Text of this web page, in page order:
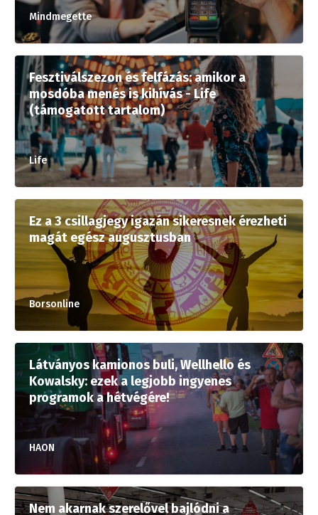
Mindmegette
Fesztiválszezon és felfázás: amikor a
mosdóba menés is kihívás - Life
(támogatott tartalom)
Life
Ez a 3 csillagjegy igazán sikeresnek érezheti
magát egész augusztusban
Borsonline
Látványos kamionos buli, Wellhello és
Kowalsky: ezek a legjobb ingyenes
programok a hétvégére!
HAON
Nem akarnak szerelővel bajlódni a